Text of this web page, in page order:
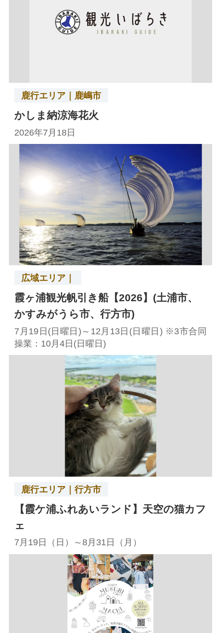
鹿行エリア｜鹿嶋市
かしま納涼海花火
2026年7月18日
広域エリア｜
霞ヶ浦観光帆引き船【2026】(土浦市、
かすみがうら市、行方市)
7月19日(日曜日)～12月13日(日曜日) ※3市合同
操業：10月4日(日曜日)
鹿行エリア｜行方市
【霞ケ浦ふれあいランド】天空の猫カフ
ェ
7月19日（日）～8月31日（月）